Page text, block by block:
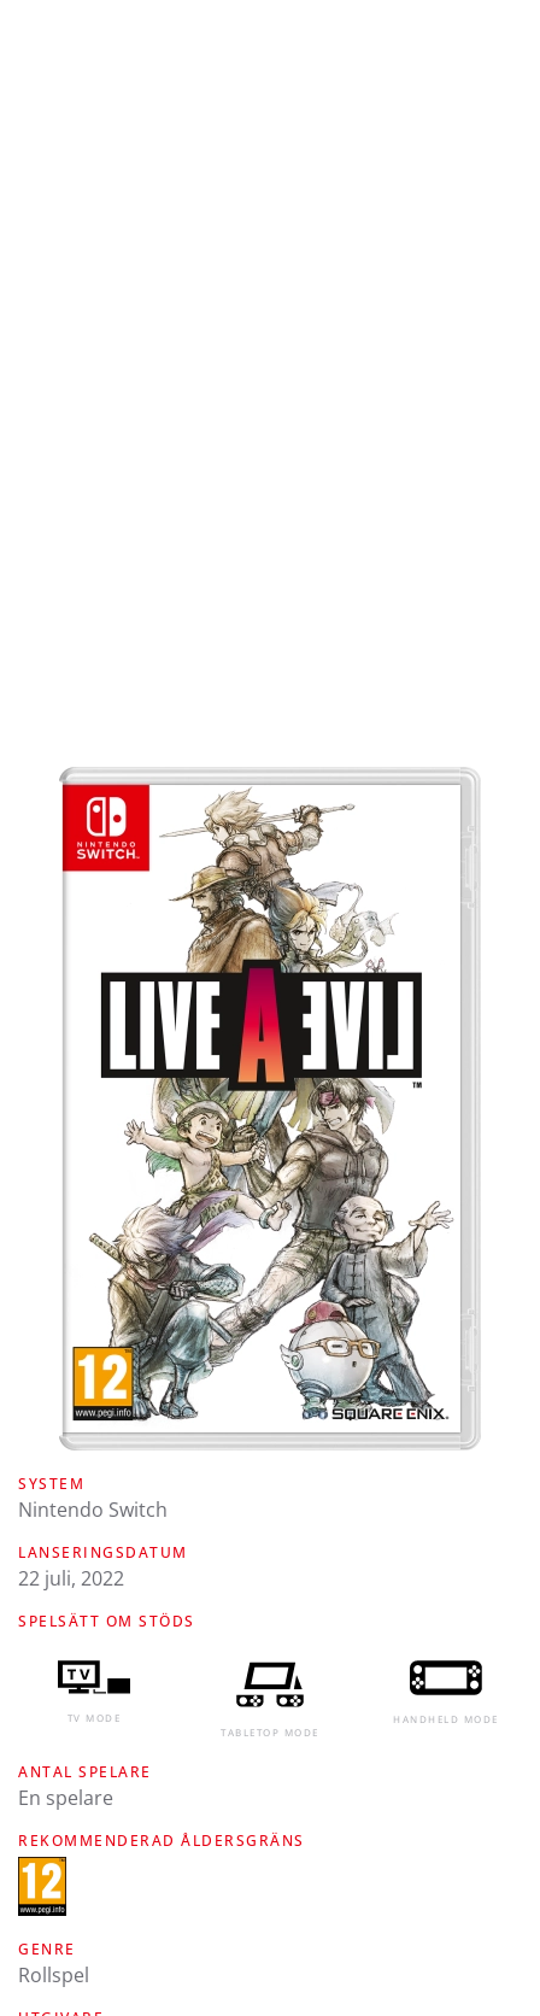
SYSTEM
Nintendo Switch
LANSERINGSDATUM
22 juli, 2022
SPELSÄTT OM STÖDS
TV MODE
TABLETOP MODE
HANDHELD MODE
ANTAL SPELARE
En spelare
REKOMMENDERAD ÅLDERSGRÄNS
GENRE
Rollspel